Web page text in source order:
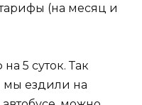
(на месяц и
5 суток. Так
мы ездили на